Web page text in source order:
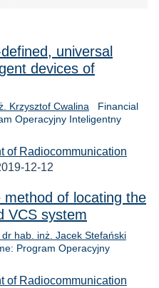
universal
devices of
Krzysztof Cwalina Financial
Operacyjny Inteligentny
of Radiocommunication
12-12
method of locating the
VCS system
dr hab. inż. Jacek Stefański
Program Operacyjny
of Radiocommunication